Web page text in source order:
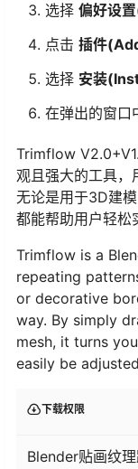
选择 偏好设
点击 插件
选择 安装
在弹出的窗口
Trimflow
观且强大的工具，
无论是用于3D建
都能帮助用户轻松
Trimflow is a
repeating
or decorative
way. By simply
mesh, it turns
easily be
下载权限
Blender贴画纹